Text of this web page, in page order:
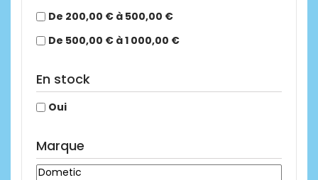
De 200,00 € à 500,00 €
De 500,00 € à 1 000,00 €
En stock
Oui
Marque